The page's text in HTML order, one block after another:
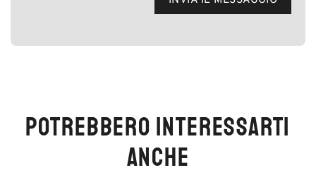
POTREBBERO INTERESSARTI
ANCHE